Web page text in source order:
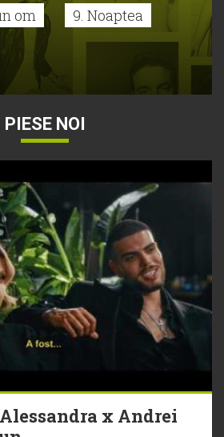
om 9. Noaptea
PIESE NOI
Alessandra x Andrei